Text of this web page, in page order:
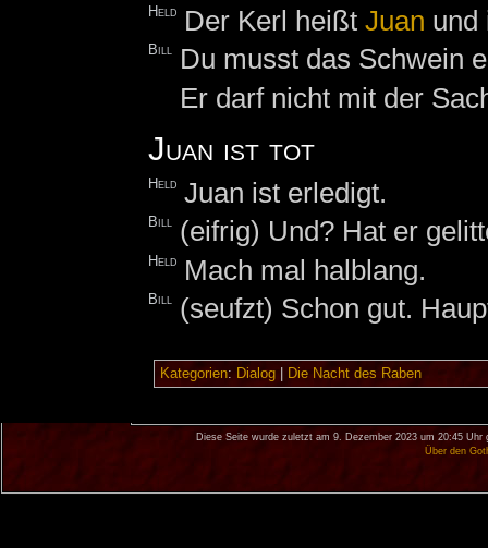
Held Der Kerl heißtJuan und
Bill
Du musst das Schwein
Er darf nicht mit der
Juan ist tot
Held Juan ist erledigt.
Bill (eifrig) Und? Hat er
Held Mach mal halblang.
Bill (seufzt) Schon gut.
Kategorien: Dialog| Die Nacht des Raben
Diese Seite wurde zuletzt am 9. Dezember 2023 um 20:45 Uhr
Über den